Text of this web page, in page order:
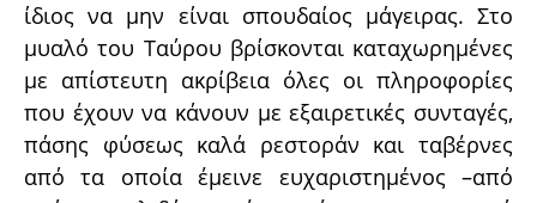
ίδιος να μην είναι σπουδαίος μάγειρας. Στο
μυαλό του Ταύρου βρίσκονται καταχωρημένες
με απίστευτη ακρίβεια όλες οι πληροφορίες
που έχουν να κάνουν με εξαιρετικές συνταγές,
πάσης φύσεως καλά ρεστοράν και ταβέρνες
από τα οποία έμεινε ευχαριστημένος –από